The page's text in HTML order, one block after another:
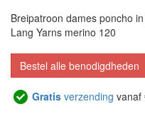
Breipatroon dames poncho
Lang Yarns merino 120
Bestel alle benodigdheden
Gratis verzending vanaf